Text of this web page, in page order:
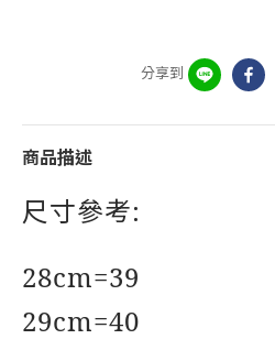
分享到
商品描述
尺寸參考:
28cm=39
29cm=40